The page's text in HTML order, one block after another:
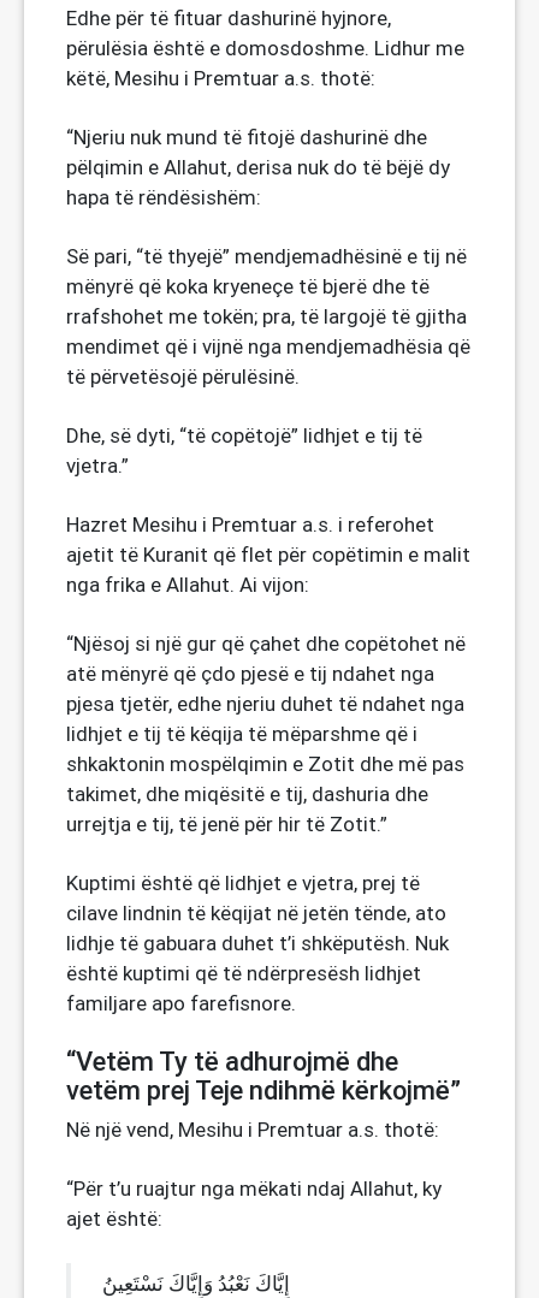
Edhe për të fituar dashurinë hyjnore,
përulësia është e domosdoshme. Lidhur me
këtë, Mesihu i Premtuar a.s. thotë:
“Njeriu nuk mund të fitojë dashurinë dhe
pëlqimin e Allahut, derisa nuk do të bëjë dy
hapa të rëndësishëm:
Së pari, “të thyejë” mendjemadhësinë e tij në
mënyrë që koka kryeneçe të bjerë dhe të
rrafshohet me tokën; pra, të largojë të gjitha
mendimet që i vijnë nga mendjemadhësia që
të përvetësojë përulësinë.
Dhe, së dyti, “të copëtojë” lidhjet e tij të
vjetra.”
Hazret Mesihu i Premtuar a.s. i referohet
ajetit të Kuranit që flet për copëtimin e malit
nga frika e Allahut. Ai vijon:
“Njësoj si një gur që çahet dhe copëtohet në
atë mënyrë që çdo pjesë e tij ndahet nga
pjesa tjetër, edhe njeriu duhet të ndahet nga
lidhjet e tij të këqija të mëparshme që i
shkaktonin mospëlqimin e Zotit dhe më pas
takimet, dhe miqësitë e tij, dashuria dhe
urrejtja e tij, të jenë për hir të Zotit.”
Kuptimi është që lidhjet e vjetra, prej të
cilave lindnin të këqijat në jetën tënde, ato
lidhje të gabuara duhet t’i shkëputësh. Nuk
është kuptimi që të ndërpresësh lidhjet
familjare apo farefisnore.
“Vetëm Ty të adhurojmë dhe
vetëm prej Teje ndihmë kërkojmë”
Në një vend, Mesihu i Premtuar a.s. thotë:
“Për t’u ruajtur nga mëkati ndaj Allahut, ky
ajet është:
إِيَّاكَ نَعْبُدُ وَإِيَّاكَ نَسْتَعِينُ